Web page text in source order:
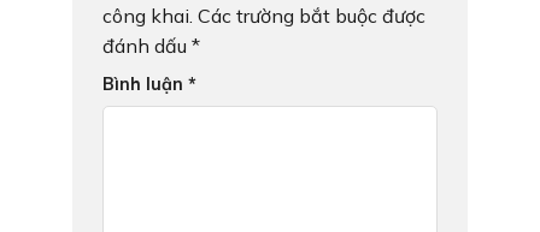
công khai. Các trường bắt buộc được
đánh dấu *
Bình luận *